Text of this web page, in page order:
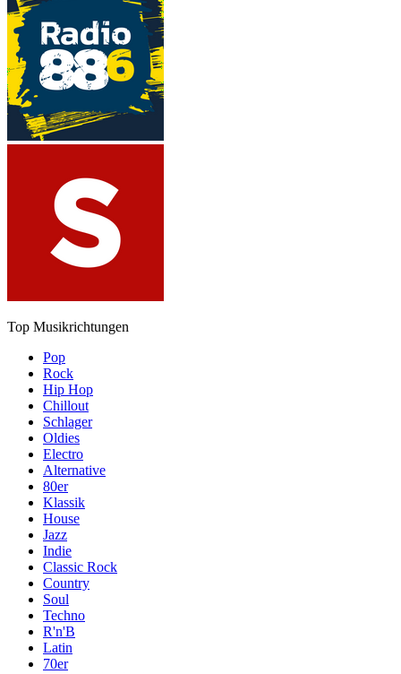
Top Musikrichtungen
Pop
Rock
Hip Hop
Chillout
Schlager
Oldies
Electro
Alternative
80er
Klassik
House
Jazz
Indie
Classic Rock
Country
Soul
Techno
R'n'B
Latin
70er